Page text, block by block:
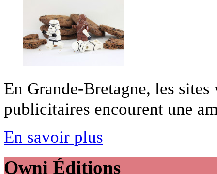
En Grande-Bretagne, les
publicitaires encourent une
En savoir plus
Owni Éditions